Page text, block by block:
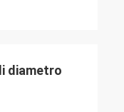
diametro